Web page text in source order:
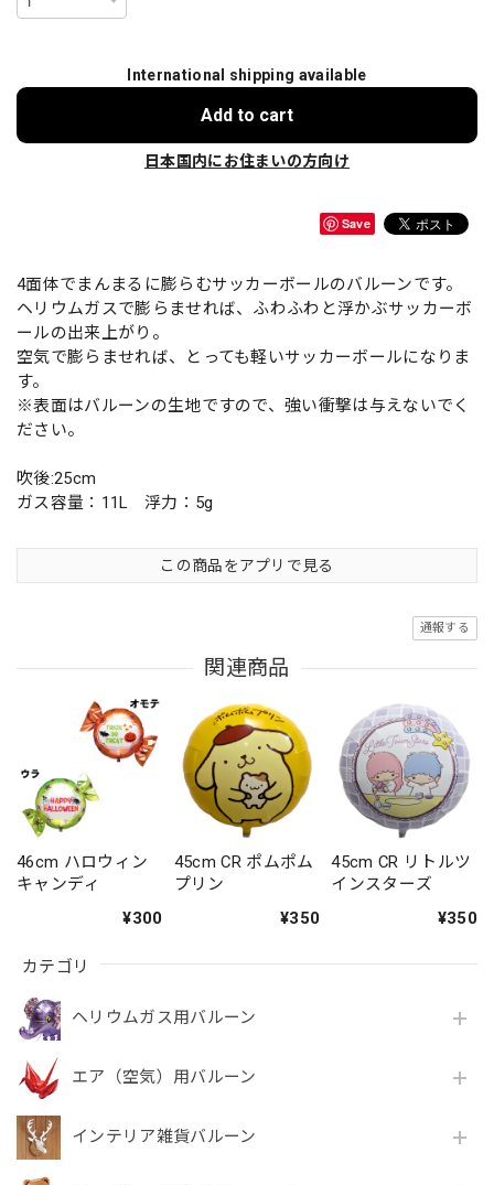
カテゴリ
ヘリウムガス用バルーン
エア（空気）用バルーン
インテリア雑貨バルーン
International shipping available
Add to cart
日本国内にお住まいの方向け
Save
4面体でまんまるに膨らむサッカーボールのバルーンです。
ヘリウムガスで膨らませれば、ふわふわと浮かぶサッカーボ
ールの出来上がり。
空気で膨らませれば、とっても軽いサッカーボールになりま
す。
※表面はバルーンの生地ですので、強い衝撃は与えないでく
ださい。
吹後:25cm
ガス容量：11L 浮力：5g
この商品をアプリで見る
通報する
関連商品
46cm ハロウィン
キャンディ
¥300
45cm CR ポムポム
プリン
¥350
45cm CR リトルツ
インスターズ
¥350